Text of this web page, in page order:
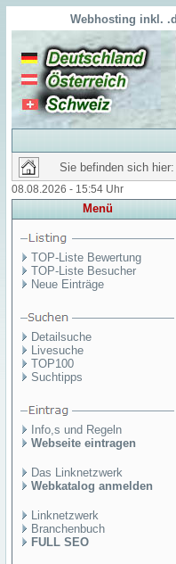
Webhosting inkl.
Sie befinden sich
08.08.2026 - 15:54 Uhr
Menü
TOP-Liste Bewertung
TOP-Liste Besucher
Neue Einträge
Detailsuche
Livesuche
TOP100
Suchtipps
Info,s und Regeln
Webseite eintragen
Das Linknetzwerk
Webkatalog anmelden
Linknetzwerk
Branchenbuch
FULL SEO